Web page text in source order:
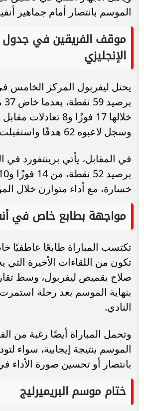
الموسم بانتصار أمام جماهير
موقف الفريقين في جدول
الإنجليزي
يحتل ليفربول المركز الخامس
وسجل لاعبوه 62 هدفًا واستقبلت شباكه 52 هدفًا.
في المقابل، يأتي برينتفورد في
خسارة، مع أداء متوازن خلال
مواجهة بطابع خاص في
تكتسب المباراة طابعًا عاطفيًا
تكون من اللقاءات الأخيرة
صلاح بقميص ليفربول، وسط
بنهاية الموسم بعد رحلة
النادي.
وتحمل المباراة أيضًا رغبة من
الموسم بنتيجة إيجابية، سواء
بانتصار أو تحسين صورة الأداء
ختام موسم البريميرليج